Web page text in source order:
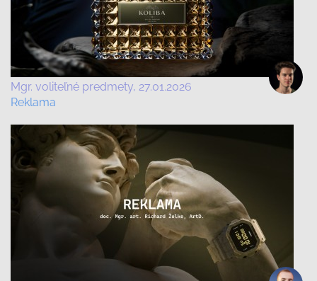
Mgr. voliteľné predmety 27.01.2026
Reklama